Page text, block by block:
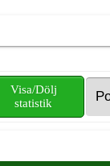
Visa/Dölj
statistik